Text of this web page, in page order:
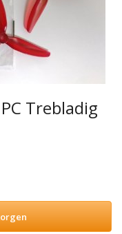
Trebladig